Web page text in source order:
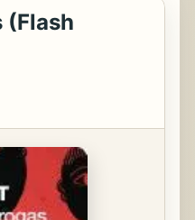
(Flash